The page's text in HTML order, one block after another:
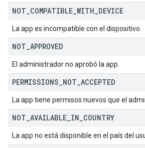
NOT COMPATIBLE WITH DEVICE
La app es incompatible con el dispositivo.
NOT APPROVED
El administrador no aprobó la app.
PERMISSIONS NOT ACCEPTED
La app tiene permisos nuevos que el
NOT AVAILABLE IN COUNTRY
La app no está disponible en el país del